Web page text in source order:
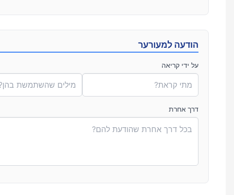
הודעה למעורער
על ידי קריאה
דרך אחרת